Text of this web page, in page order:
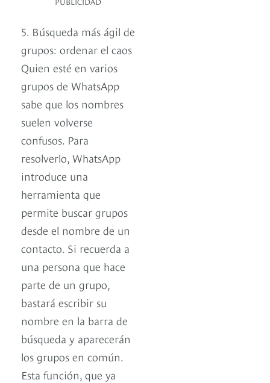
5. Búsqueda más ágil de
grupos: ordenar el caos
Quien esté en varios
grupos de WhatsApp
sabe que los nombres
suelen volverse
confusos. Para
resolverlo, WhatsApp
introduce una
herramienta que
permite buscar grupos
desde el nombre de un
contacto. Si recuerda a
una persona que hace
parte de un grupo,
bastará escribir su
nombre en la barra de
búsqueda y aparecerán
los grupos en común.
Esta función, que ya